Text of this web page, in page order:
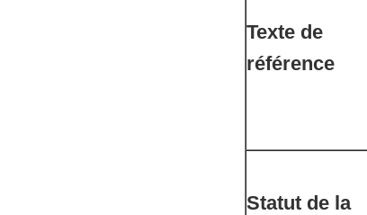
Texte de
référence
Statut de la